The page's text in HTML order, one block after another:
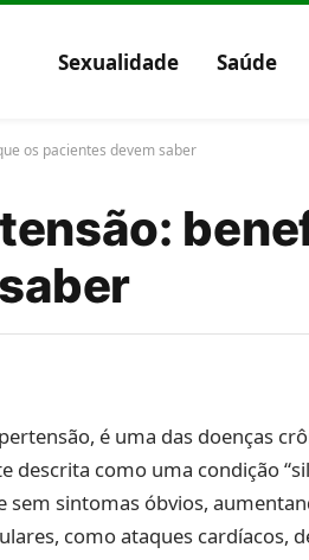
Sexualidade Saúde
os pacientes devem saber
é uma das doenças
como uma condição
sem sintomas óbvios,
como ataques cardíacos,